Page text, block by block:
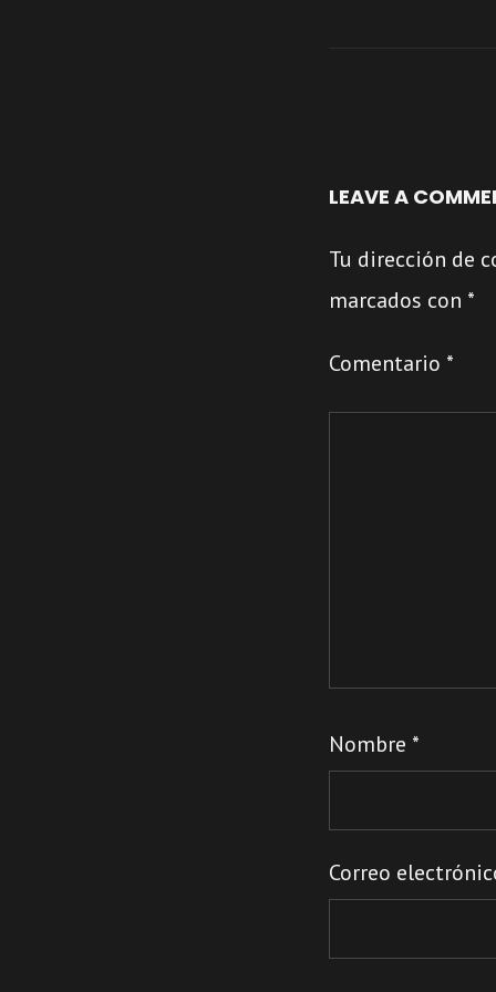
LEAVE A
Tu dirección de
marcados con *
Comentario *
Nombre *
Correo